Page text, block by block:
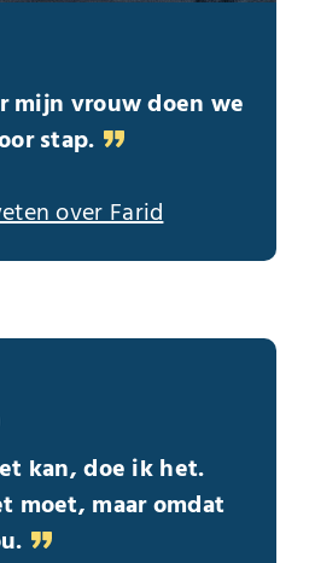
mijn vrouw doen we
stap.
over Farid
kan, doe ik het.
moet, maar omdat